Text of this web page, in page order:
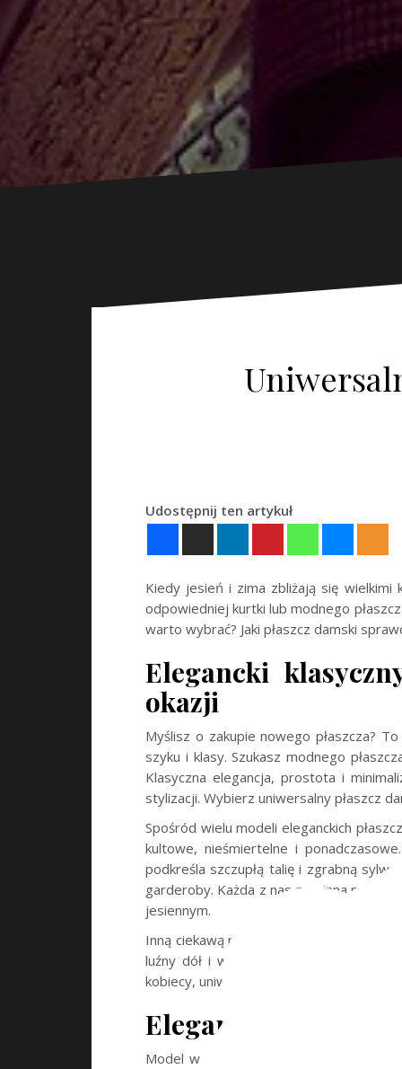
Udostępnij ten artykuł
Kiedy jesień i zima zbliżają się
odpowiedniej kurtki lub modnego
warto wybrać? Jaki płaszcz damski
Elegancki
okazji
Myślisz o zakupie nowego płaszcza?
szyku i klasy. Szukasz modnego
Klasyczna elegancja, prostota i
stylizacji. Wybierz uniwersalny płaszcz
Spośród wielu modeli eleganckich
kultowe, nieśmiertelne i
podkreśla szczupłą talię i zgrabną
garderoby. Każda z nas powinna mieć
jesiennym.
Inną ciekawą propozycją jest
luźny dół i wiązany w talii pasek
kobiecy, uniwersalny krój sprawia, że
Elegancki płaszcz
Model w kolorze czarnym, szarym i